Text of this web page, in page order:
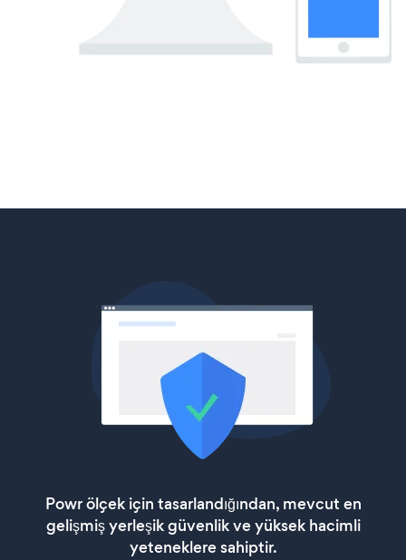
Powr ölçek için tasarlandığından, mevcut en
gelişmiş yerleşik güvenlik ve yüksek hacimli
yeteneklere sahiptir.